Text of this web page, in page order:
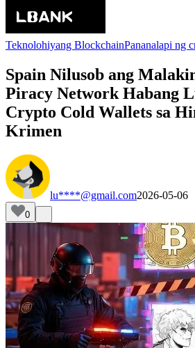
Teknolohiyang BlockchainPananalapi ng
Spain Nilusob ang
Piracy Network Habang
Crypto Cold Wallets sa
Krimen
lu****@gmail.com2026-05-06
0